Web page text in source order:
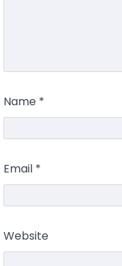
Name *
Email *
Website